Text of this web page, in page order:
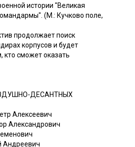
истории "Великая
(М.: Кучково поле,
продолжает поиск
корпусов и будет
кто сможет оказать
ДЕСАНТНЫХ
Алексеевич
Александрович
Андреевич